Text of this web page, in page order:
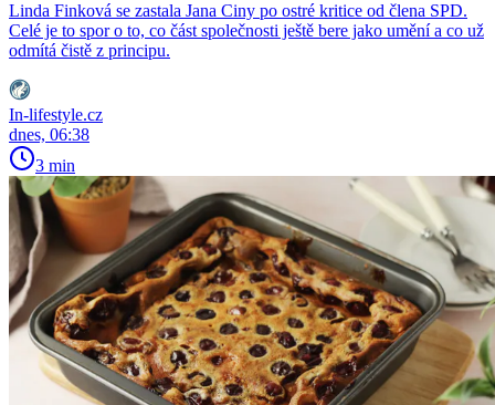
Linda Finková se zastala Jana Ciny po ostré kritice od člena SPD.
Celé je to spor o to, co část společnosti ještě bere jako umění a co už
odmítá čistě z principu.
In-lifestyle.cz
dnes, 06:38
3 min